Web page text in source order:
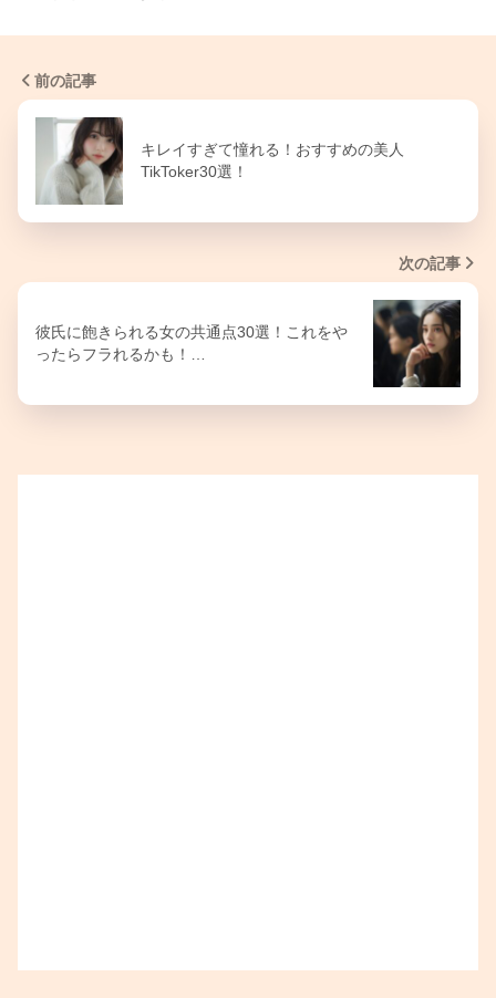
前の記事
キレイすぎて憧れる！おすすめの美人
TikToker30選！
次の記事
彼氏に飽きられる女の共通点30選！これをや
ったらフラれるかも！…